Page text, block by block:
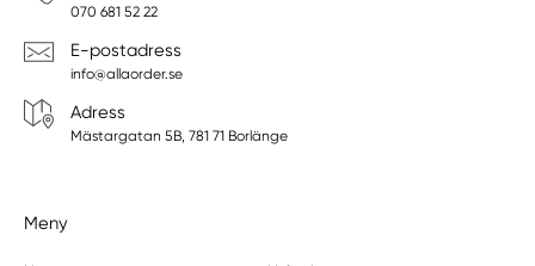
070 681 52 22
E-postadress
info@allaorder.se
Adress
Mästargatan 5B, 781 71 Borlänge
Meny